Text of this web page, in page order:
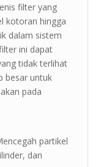
filter yang
kotoran hingga
dalam sistem
ini dapat
tidak terlihat
besar untuk
pada
partikel
dan